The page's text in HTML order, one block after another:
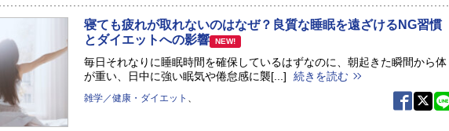
寝ても疲れが取れないのはなぜ？良質な睡眠を遠ざけるNG習慣
とダイエットへの影響
NEW!
毎日それなりに睡眠時間を確保しているはずなのに、朝起きた瞬間から体
が重い、日中に強い眠気や倦怠感に襲[...]
続きを読む
雑学／健康・ダイエット 、